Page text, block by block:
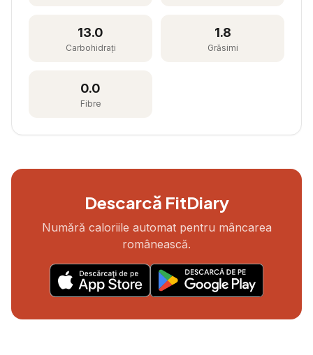
13.0
Carbohidrați
1.8
Grăsimi
0.0
Fibre
Descarcă FitDiary
Numără caloriile automat pentru mâncarea
românească.